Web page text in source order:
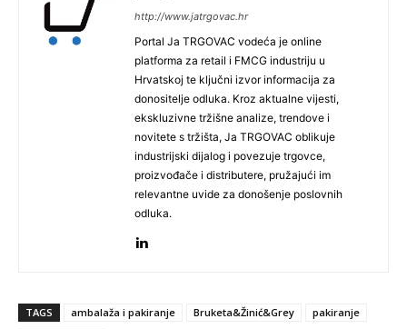
http://www.jatrgovac.hr
Portal Ja TRGOVAC vodeća je online
platforma za retail i FMCG industriju u
Hrvatskoj te ključni izvor informacija za
donositelje odluka. Kroz aktualne vijesti,
ekskluzivne tržišne analize, trendove i
novitete s tržišta, Ja TRGOVAC oblikuje
industrijski dijalog i povezuje trgovce,
proizvođače i distributere, pružajući im
relevantne uvide za donošenje poslovnih
odluka.
TAGS ambalaža i pakiranje Bruketa&Žinić&Grey
pakiranje